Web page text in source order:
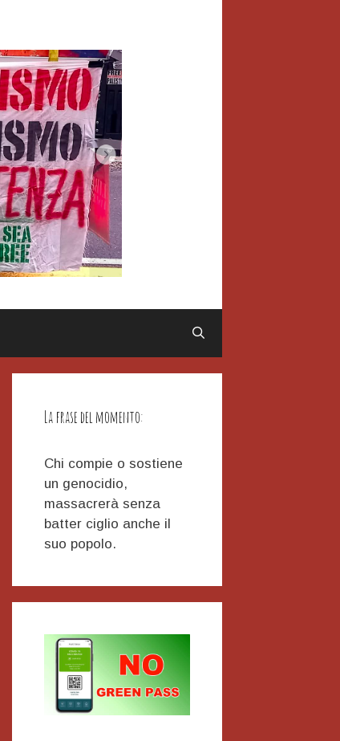
La frase del momento:
Chi compie o sostiene
un genocidio,
massacrerà senza
batter ciglio anche il
suo popolo.